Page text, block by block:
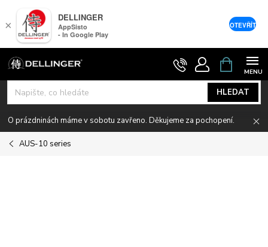
Přejít
na
obsah
HLEDAT
NÁKUPNÍ
KOŠÍK
O prázdninách máme v sobotu zavřeno. Děkujeme za pochopení.
AUS-10 series
×
DELLINGER
AppSisto
- In Google Play
OTEVŘÍT